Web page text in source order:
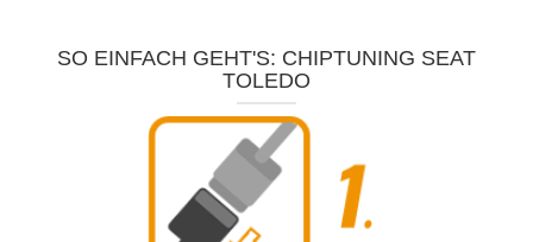
SO EINFACH GEHT'S: CHIPTUNING SEAT
TOLEDO